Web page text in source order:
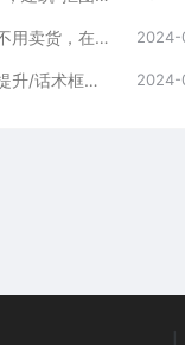
视频号/直播涨粉-第2期，不用拍视频，不用卖货，在直播间做菜，就可以搞钱 2024-
直播实操运营课：话术设计/低流量如何提升/话术框架/全场燃爆/非常干货 2024-